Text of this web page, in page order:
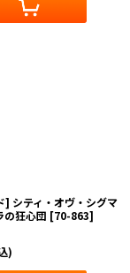
] シティ・オヴ・シグマ
の狂心団 [70-863]
)